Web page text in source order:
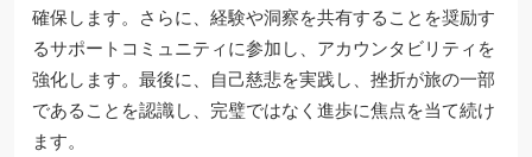
確保します。さらに、経験や洞察を共有することを奨励す
るサポートコミュニティに参加し、アカウンタビリティを
強化します。最後に、自己慈悲を実践し、挫折が旅の一部
であることを認識し、完璧ではなく進歩に焦点を当て続け
ます。